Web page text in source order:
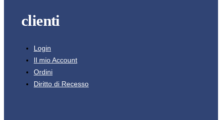
clienti
Login
Il mio Account
Ordini
Diritto di Recesso